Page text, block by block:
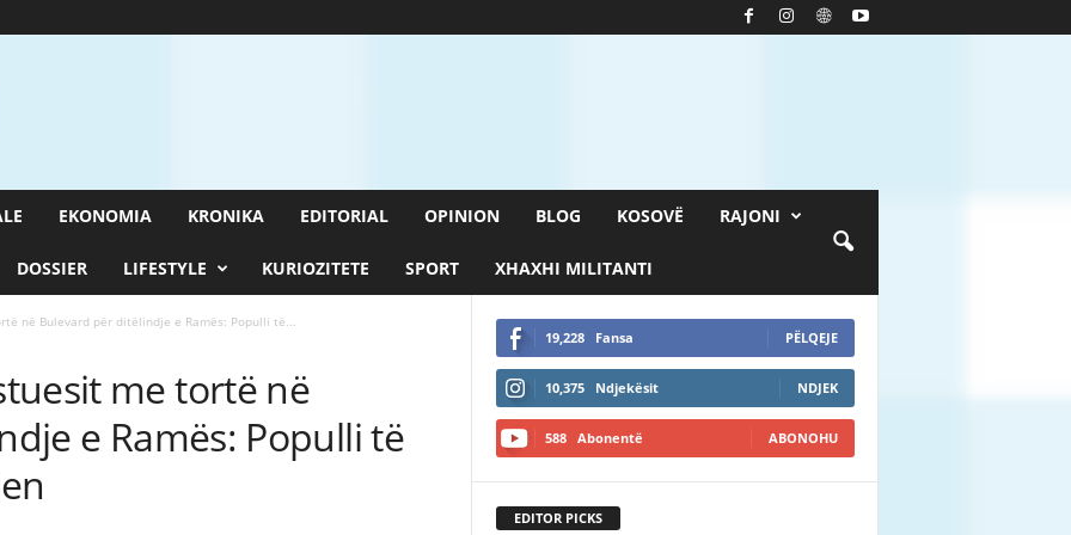
EKONOMIA KRONIKA EDITORIAL OPINION BLOG KOSOVË RAJONI
DOSSIER LIFESTYLE KURIOZITETE SPORT XHAXHI MILITANTI
në Bulevard për ditëlindje e Ramës: Populli të...
me tortë në
e Ramës: Populli të
19,228 Fansa PËLQEJE
10,375 Ndjekësit NDJEK
588 Abonentë ABONOHU
EDITOR PICKS